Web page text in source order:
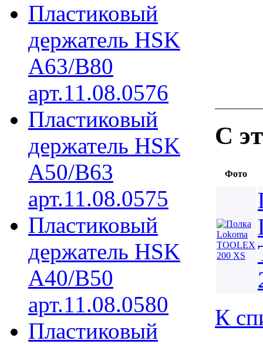
Пластиковый
держатель HSK
A63/B80
арт.11.08.0576
Пластиковый
держатель HSK
A50/B63
арт.11.08.0575
Пластиковый
держатель HSK
A40/B50
арт.11.08.0580
Пластиковый
С
Фото
К